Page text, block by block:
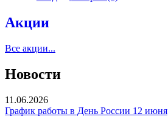
Акции
Все акции...
Новости
11.06.2026
График работы в День России 12 июня